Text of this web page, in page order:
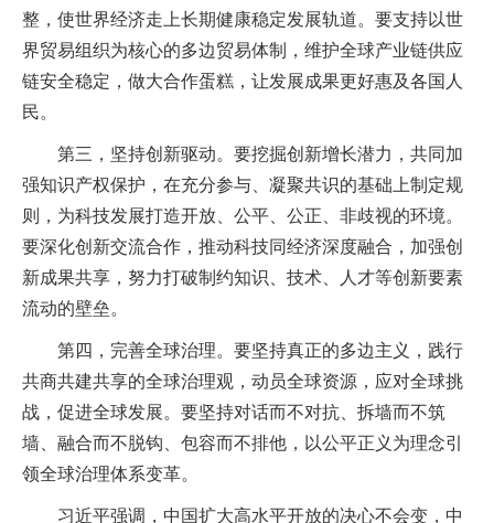
整，使世界经济走上长期健康稳定发展轨道。要支持以世
界贸易组织为核心的多边贸易体制，维护全球产业链供应
链安全稳定，做大合作蛋糕，让发展成果更好惠及各国人
民。
第三，坚持创新驱动。要挖掘创新增长潜力，共同加
强知识产权保护，在充分参与、凝聚共识的基础上制定规
则，为科技发展打造开放、公平、公正、非歧视的环境。
要深化创新交流合作，推动科技同经济深度融合，加强创
新成果共享，努力打破制约知识、技术、人才等创新要素
流动的壁垒。
第四，完善全球治理。要坚持真正的多边主义，践行
共商共建共享的全球治理观，动员全球资源，应对全球挑
战，促进全球发展。要坚持对话而不对抗、拆墙而不筑
墙、融合而不脱钩、包容而不排他，以公平正义为理念引
领全球治理体系变革。
习近平强调，中国扩大高水平开放的决心不会变，中